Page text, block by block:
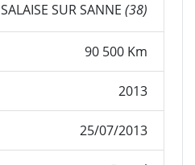
SALAISE SUR SANNE (38)
90 500 Km
2013
25/07/2013